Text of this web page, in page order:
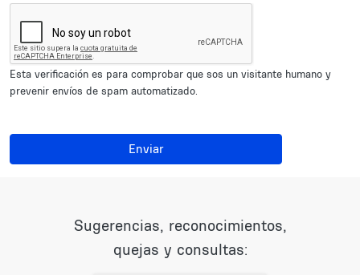
Esta verificación es para comprobar que sos un visitante humano y
prevenir envíos de spam automatizado.
Enviar
Sugerencias, reconocimientos,
quejas y consultas: